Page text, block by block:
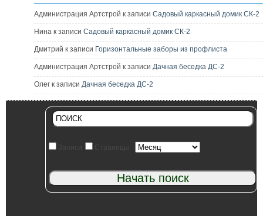
Администрация Артстрой к записи Садовый каркасный домик СК-2
Нина к записи Садовый каркасный домик СК-2
Дмитрий к записи Горизонтальные заборы из профлиста
Администрация Артстрой к записи Дачная беседка ДС-2
Олег к записи Дачная беседка ДС-2
Записи Страницы